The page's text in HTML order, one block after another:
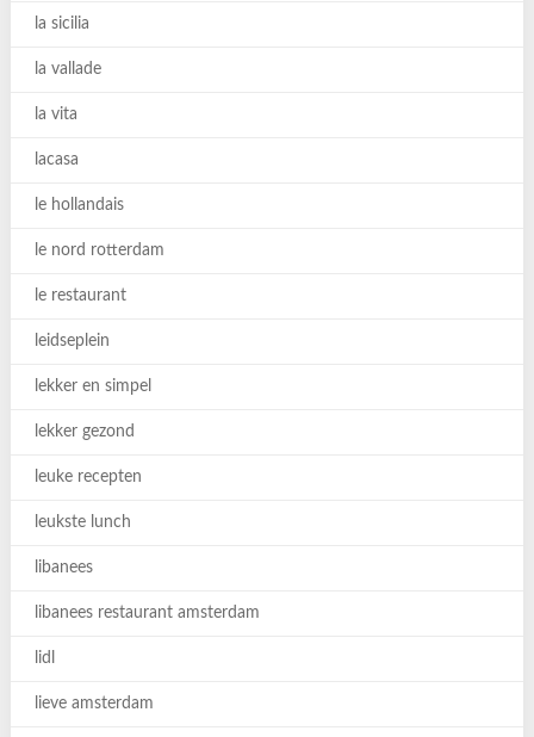
la sicilia
la vallade
la vita
lacasa
le hollandais
le nord rotterdam
le restaurant
leidseplein
lekker en simpel
lekker gezond
leuke recepten
leukste lunch
libanees
libanees restaurant amsterdam
lidl
lieve amsterdam